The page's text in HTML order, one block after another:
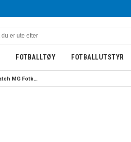
FOTBALLTØY FOTBALLUTSTYR
Puma FUTURE 9 Match MG Fotballsko Barn Unleashed